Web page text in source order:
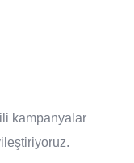
kampanyalar